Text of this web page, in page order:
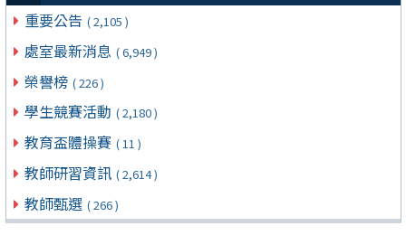
重要公告 ( 2,105 )
處室最新消息 ( 6,949 )
榮譽榜 ( 226 )
學生競賽活動 ( 2,180 )
教育盃體操賽 ( 11 )
教師研習資訊 ( 2,614 )
教師甄選 ( 266 )